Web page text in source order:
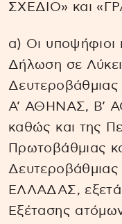
ΣΧΕΔΙΟ» και
α) Οι υποψήφιοι
Δήλωση σε
Δευτεροβάθμιας
Α’ ΑΘΗΝΑΣ, Β’
καθώς και της
Πρωτοβάθμιας
ΕΛΛΑΔΑΣ,
Εξέτασης